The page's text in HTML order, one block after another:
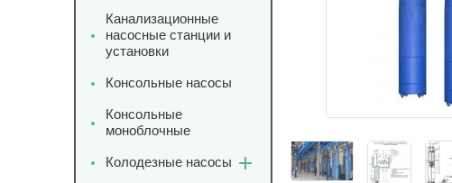
Канализационные
насосные станции и
установки
Консольные насосы
Консольные
моноблочные
Колодезные насосы